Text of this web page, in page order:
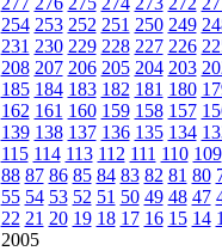
254 253 252 251 250 249
231 230 229 228 227 226
208 207 206 205 204 203
185 184 183 182 181 180
162 161 160 159 158 157
139 138 137 136 135 134
115 114 113 112 111 110 109
88 87 86 85 84 83 82 81 80
55 54 53 52 51 50 49 48 47
22 21 20 19 18 17 16 15 14
2005